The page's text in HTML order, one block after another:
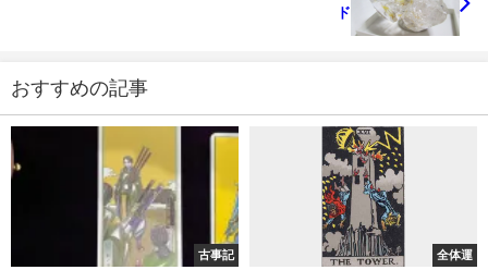
ド
おすすめの記事
古事記 全体運